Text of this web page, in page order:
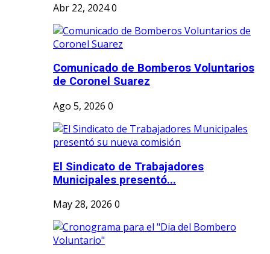
Abr 22, 20240
Comunicado de Bomberos Voluntarios
de Coronel Suarez
Ago 5, 2026 0
El Sindicato de Trabajadores
Municipales presentó...
May 28, 2026 0